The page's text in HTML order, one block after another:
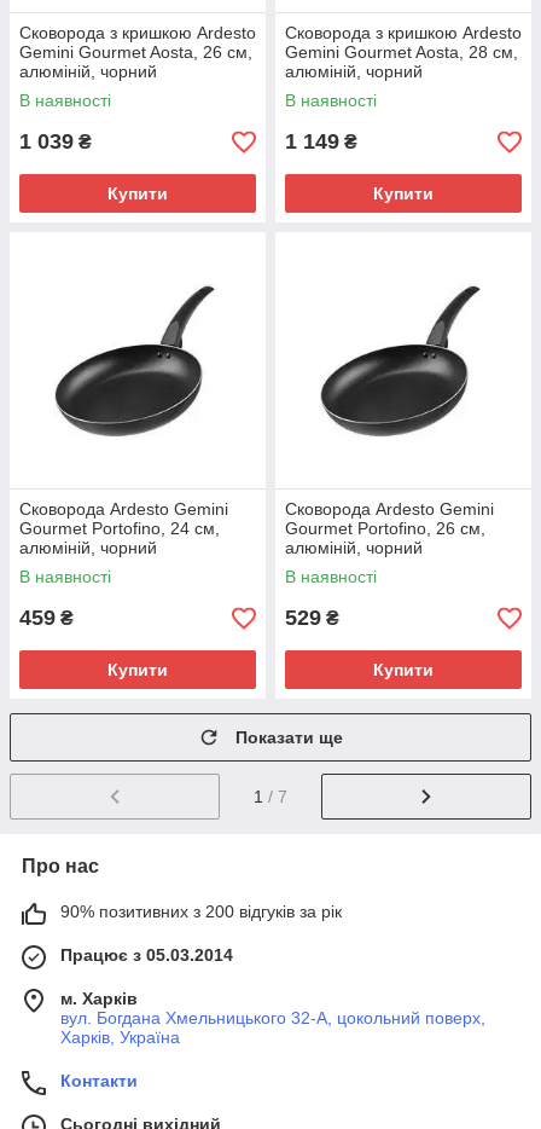
Сковорода з кришкою Ardesto
Gemini Gourmet Aosta, 26 см,
алюміній, чорний
(AR1926GMP)
В наявності
1 039 ₴
Купити
Сковорода з кришкою Ardesto
Gemini Gourmet Aosta, 28 см,
алюміній, чорний
(AR1928GMP)
В наявності
1 149 ₴
Купити
Сковорода Ardesto Gemini
Gourmet Portofino, 24 см,
алюміній, чорний
(AR1924CGP)
В наявності
459 ₴
Купити
Сковорода Ardesto Gemini
Gourmet Portofino, 26 см,
алюміній, чорний
(AR1926CGP)
В наявності
529 ₴
Купити
Показати ще
1 / 7
Про нас
90% позитивних з 200 відгуків за рік
Працює з 05.03.2014
м. Харків
вул. Богдана Хмельницького 32-А, цокольний поверх,
Харків, Україна
Контакти
Сьогодні вихідний